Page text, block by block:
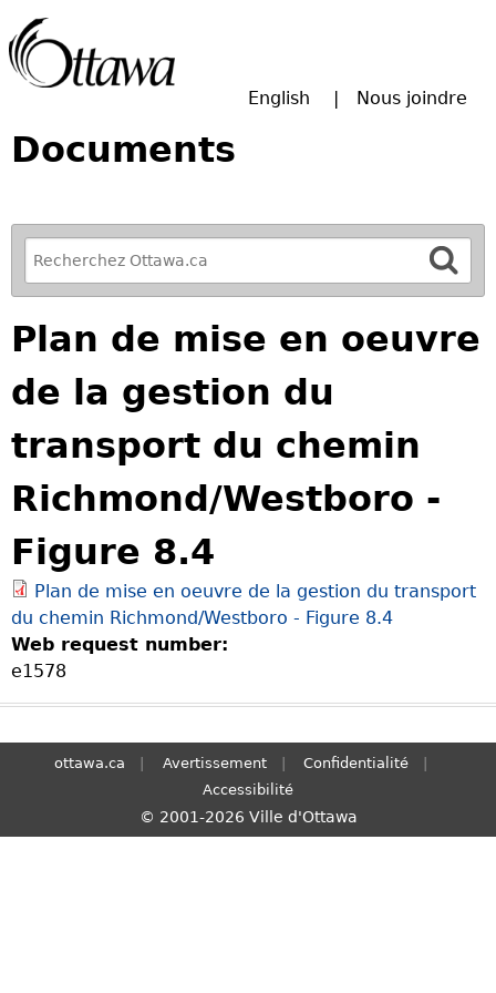
English Nous joindre
Documents
R
e
f
i
e
y
o
u
r
S
e
r
c
h
Plan de mise en oeuvre
de la gestion du
transport du chemin
Richmond/Westboro -
Figure 8.4
Plan de mise en oeuvre de la gestion du transport
du chemin Richmond/Westboro - Figure 8.4
Web request number:
e1578
ottawa.ca Avertissement
Confidentialité
Accessibilité
© 2001-2026 Ville d'Ottawa